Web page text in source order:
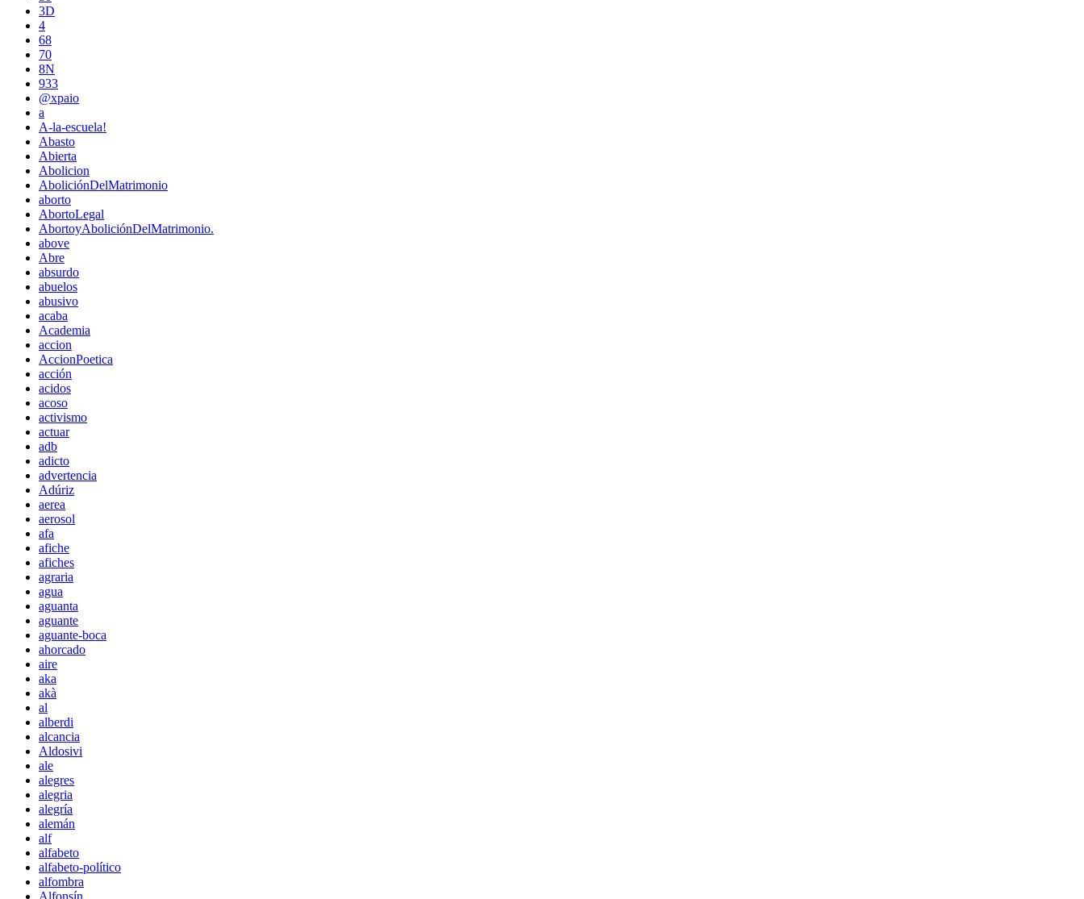
3D
4
68
70
8N
933
@xpaio
a
A-la-escuela!
Abasto
Abierta
Abolicion
AboliciónDelMatrimonio
aborto
AbortoLegal
AbortoyAboliciónDelMatrimonio.
above
Abre
absurdo
abuelos
abusivo
acaba
Academia
accion
AccionPoetica
acción
acidos
acoso
activismo
actuar
adb
adicto
advertencia
Adúriz
aerea
aerosol
afa
afiche
afiches
agraria
agua
aguanta
aguante
aguante-boca
ahorcado
aire
aka
akà
al
alberdi
alcancia
Aldosivi
ale
alegres
alegria
alegría
alemán
alf
alfabeto
alfabeto-político
alfombra